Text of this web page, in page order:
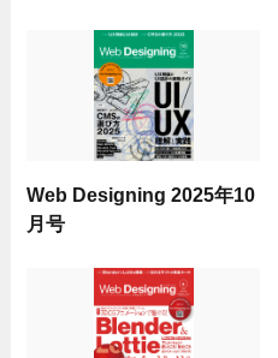
Web Designing 2025年10
月号